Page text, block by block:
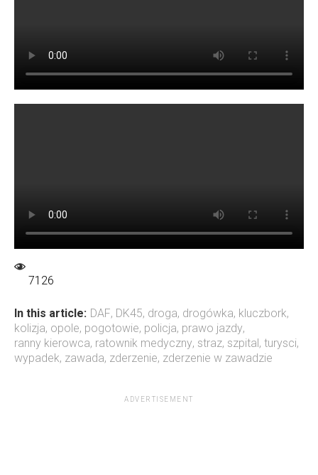
7126
In this article: DAF, DK45, droga, drogówka, kluczbork,
kolizja, opole, pogotowie, policja, prawo jazdy,
ranny kierowca, ratownik medyczny, straz, szpital, turysci,
wypadek, zawada, zderzenie, zderzenie w zawadzie
ADVERTISEMENT